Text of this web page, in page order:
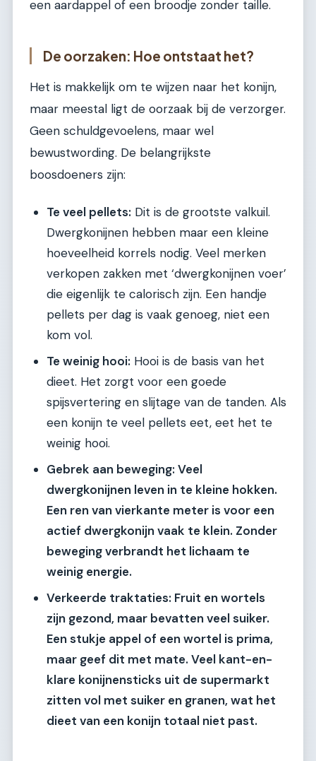
een aardappel of een broodje zonder taille.
De oorzaken: Hoe ontstaat het?
Het is makkelijk om te wijzen naar het konijn,
maar meestal ligt de oorzaak bij de verzorger.
Geen schuldgevoelens, maar wel
bewustwording. De belangrijkste
boosdoeners zijn:
Te veel pellets: Dit is de grootste valkuil.
Dwergkonijnen hebben maar een kleine
hoeveelheid korrels nodig. Veel merken
verkopen zakken met ‘dwergkonijnen voer’
die eigenlijk te calorisch zijn. Een handje
pellets per dag is vaak genoeg, niet een
kom vol.
Te weinig hooi: Hooi is de basis van het
dieet. Het zorgt voor een goede
spijsvertering en slijtage van de tanden. Als
een konijn te veel pellets eet, eet het te
weinig hooi.
Gebrek aan beweging: Veel
dwergkonijnen leven in te kleine hokken.
Een ren van vierkante meter is voor een
actief dwergkonijn vaak te klein. Zonder
beweging verbrandt het lichaam te
weinig energie.
Verkeerde traktaties: Fruit en wortels
zijn gezond, maar bevatten veel suiker.
Een stukje appel of een wortel is prima,
maar geef dit met mate. Veel kant-en-
klare konijnensticks uit de supermarkt
zitten vol met suiker en granen, wat het
dieet van een konijn totaal niet past.